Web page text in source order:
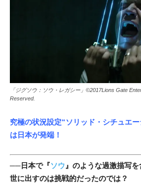
「ジグソウ：ソウ・レガシー」©2017Lions Gate
Reserved.
究極の状況設定“ソリッド・シチュエ
は日本が発端！
── 日本で『ソウ 』のような過激描写
世に出すのは挑戦的だったのでは？